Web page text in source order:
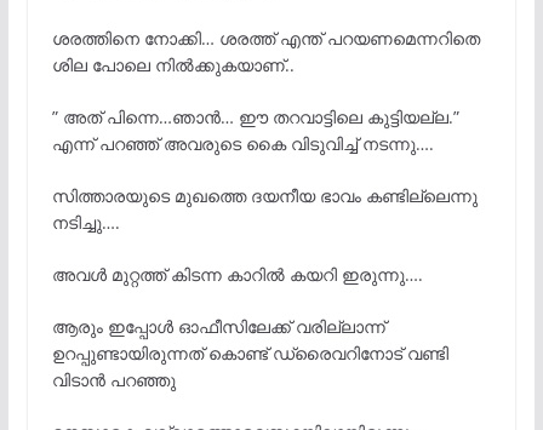
ശരത്തിനെ നോക്കി… ശരത്ത് എന്ത് പറയണമെന്നറിതെ
ശില പോലെ നിൽക്കുകയാണ്..
” അത് പിന്നെ…ഞാൻ… ഈ തറവാട്ടിലെ കുട്ടിയല്ല.”
എന്ന് പറഞ്ഞ് അവരുടെ കൈ വിടുവിച്ച് നടന്നു….
സിത്താരയുടെ മുഖത്തെ ദയനീയ ഭാവം കണ്ടില്ലെന്നു
നടിച്ചു….
അവൾ മുറ്റത്ത് കിടന്ന കാറിൽ കയറി ഇരുന്നു….
ആരും ഇപ്പോൾ ഓഫീസിലേക്ക് വരില്ലാന്ന്
ഉറപ്പുണ്ടായിരുന്നത് കൊണ്ട് ഡ്രൈവറിനോട് വണ്ടി
വിടാൻ പറഞ്ഞു